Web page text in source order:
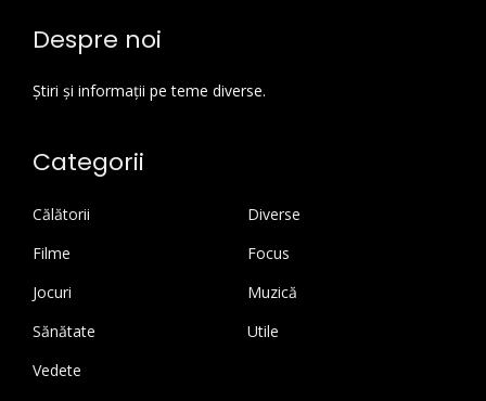
Despre noi
Știri și informații pe teme diverse.
Categorii
Călătorii
Diverse
Filme
Focus
Jocuri
Muzică
Sănătate
Utile
Vedete